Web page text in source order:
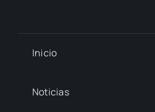
Inicio
Noticias